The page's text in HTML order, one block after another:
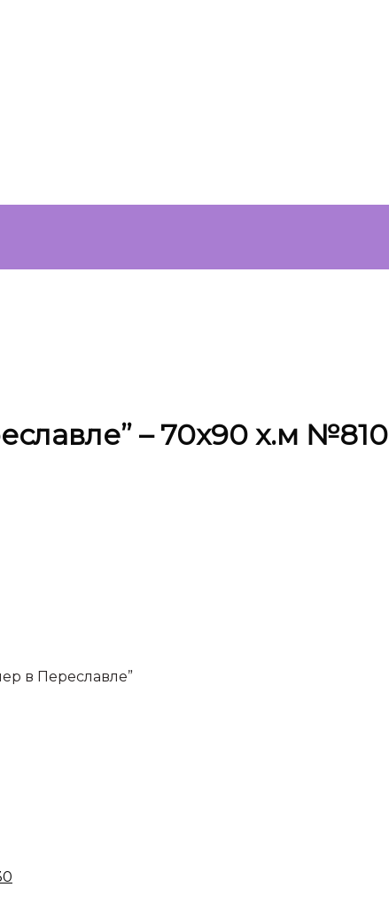
– 70х90 х.м №810
в Переславле”